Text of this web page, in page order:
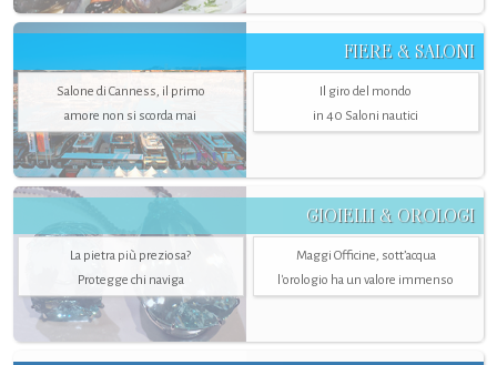
FIERE & SALONI
Salone di Canness, il primo
amore non si scorda mai
Il giro del mondo
in 40 Saloni nautici
GIOIELLI & OROLOGI
La pietra più preziosa?
Protegge chi naviga
Maggi Officine, sott’acqua
l'orologio ha un valore immenso